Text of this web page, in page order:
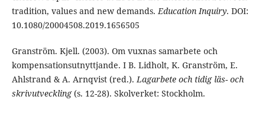
tradition, values and new demands.Education Inquiry. DOI:
10.1080/20004508.2019.1656505
Granström. Kjell. (2003). Om vuxnas samarbete och
kompensationsutnyttjande. I B. Lidholt, K. Granström, E.
Ahlstrand & A. Arnqvist (red.).Lagarbete och tidig läs- och
skrivutveckling(s. 12-28). Skolverket: Stockholm.